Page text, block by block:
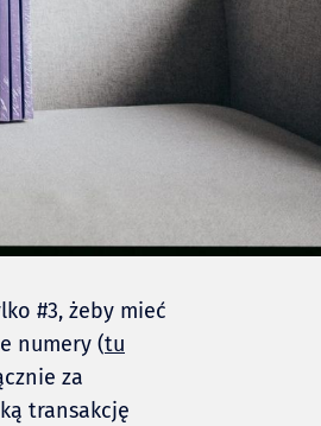
#3, żeby mieć
numery (tu
za
transakcję